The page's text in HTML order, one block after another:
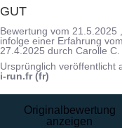
GUT
Bewertung vom 21.5.2025
infolge einer Erfahrung
27.4.2025 durchCarolle C.
Ursprünglich veröffentlicht
i-run.fr (fr)
Originalbewertung
anzeigen